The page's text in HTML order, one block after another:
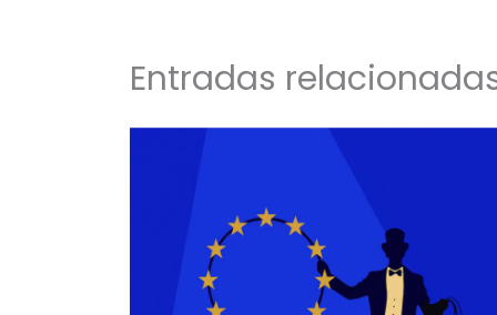
Entradas